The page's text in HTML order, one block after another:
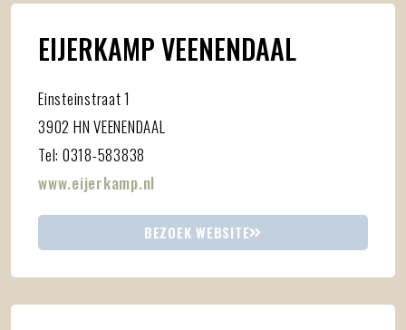
EIJERKAMP VEENENDAAL
Einsteinstraat 1
3902 HN VEENENDAAL
Tel: 0318-583838
www.eijerkamp.nl
BEZOEK WEBSITE